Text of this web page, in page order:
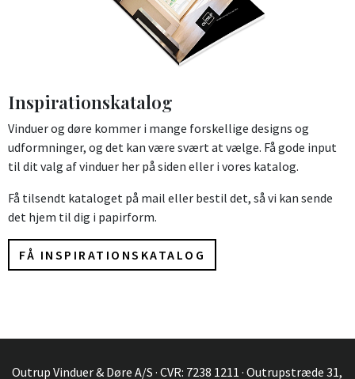
Inspirationskatalog
Vinduer og døre kommer i mange forskellige designs og
udformninger, og det kan være svært at vælge. Få gode input
til dit valg af vinduer her på siden eller i vores katalog.
Få tilsendt kataloget på mail eller bestil det, så vi kan sende
det hjem til dig i papirform.
FÅ INSPIRATIONSKATALOG
Outrup Vinduer & Døre A/S · CVR: 7238 1211 · Outrupstræde 31,